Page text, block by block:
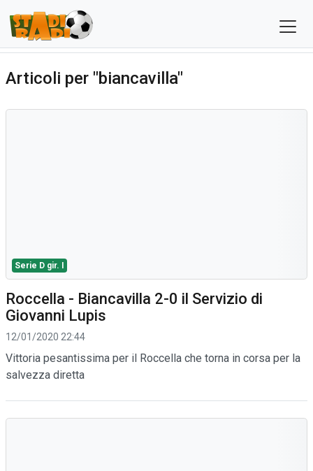
Articoli per "biancavilla"
Serie D gir. I
Roccella - Biancavilla 2-0 il Servizio di
Giovanni Lupis
12/01/2020 22:44
Vittoria pesantissima per il Roccella che torna in corsa per la
salvezza diretta